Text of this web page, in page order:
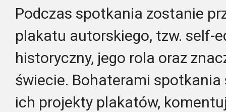
Podczas spotkania zostanie
plakatu autorskiego, tzw. self-
historyczny, jego rola oraz
świecie. Bohaterami
ich projekty plakatów,